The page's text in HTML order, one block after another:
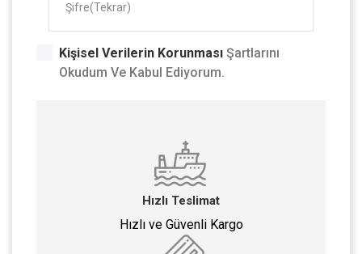
Kişisel Verilerin Korunması Şartlarını
Okudum Ve Kabul Ediyorum.
Hızlı Teslimat
Hızlı ve Güvenli Kargo